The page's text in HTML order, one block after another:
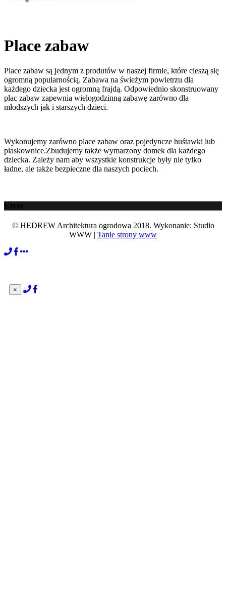
Place zabaw
Place zabaw są jednym z produtów w naszej firmie, które cieszą się
ogromną popularnością. Zabawa na świeżym powietrzu dla
każdego dziecka jest ogromną frajdą. Odpowiednio skonstruowany
plac zabaw zapewnia wielogodzinną zabawę zarówno dla
młodszych jak i starszych dzieci.
Wykonujemy zarówno place zabaw oraz pojedyncze huśtawki lub
piaskownice.Zbudujemy także wymarzony domek dla każdego
dziecka. Zależy nam aby wszystkie konstrukcje były nie tylko
ładne, ale także bezpieczne dla naszych pociech.
Error
© HEDREW Architektura ogrodowa 2018. Wykonanie: Studio
WWW | Tanie strony www
×